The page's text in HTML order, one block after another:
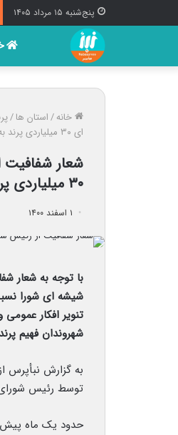
پنج‌شنبه ۱۵ مرداد ۱۴۰۵
خانه/استان ها/
ای ۳۰ میلیاردی پرند به شهرداری + اسناد
شعار شفافیت
۳۰ میلیاردی پرند به شهرداری + اسناد
۱ اسفند ۱۴۰۰
با توجه به شعار
شیشه ای شورا
تنویر افکار
شهروندان فهیم
به گزارش نبأپرس
توسط رئیس شورای
حدود یک‌ ماه پیش